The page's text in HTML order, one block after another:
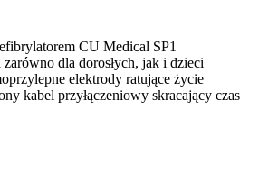
CU Medical SP1
dla dorosłych, jak i dzieci
elektrody ratujące życie
kabel przyłączeniowy skracający czas